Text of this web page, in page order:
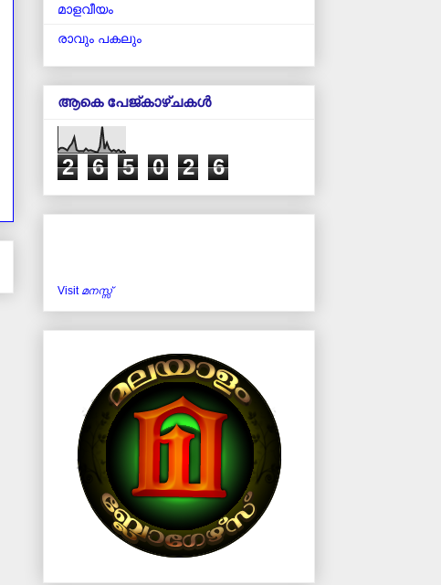
മാളവീയം
രാവും പകലും
ആകെ പേജ്‌കാഴ്‌ചകള്‍
2 6 5 0 2 6
Visit മനസ്സ്